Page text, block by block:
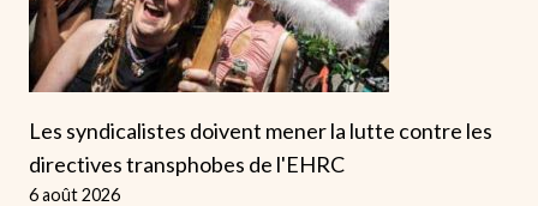
Les syndicalistes doivent mener la lutte contre les
directives transphobes de l'EHRC
6 août 2026